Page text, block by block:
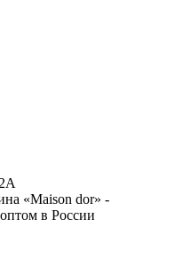
«Maison dor» -
в России